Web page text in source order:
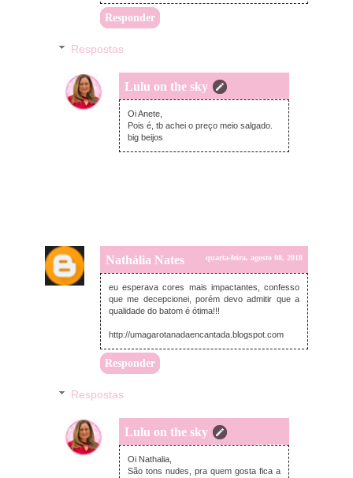
Responder
Respostas
Lulu on the sky
quarta-feira, agosto 08, 2018
Oi Anete,
Pois é, tb achei o preço meio salgado.
big beijos
Nathália Nates quarta-feira, agosto 08, 2018
eu esperava cores mais impactantes, confesso
que me decepcionei, porém devo admitir que a
qualidade do batom é ótima!!!
http://umagarotanadaencantada.blogspot.com
Responder
Respostas
Lulu on the sky
quarta-feira, agosto 08, 2018
Oi Nathalia,
São tons nudes, pra quem gosta fica a